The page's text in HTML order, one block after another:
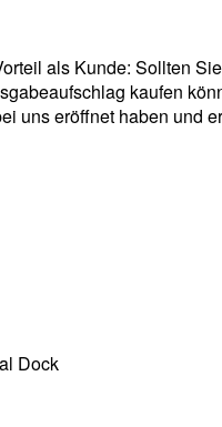
als Kunde: Sollten
kaufen
uns eröffnet haben und
Dock